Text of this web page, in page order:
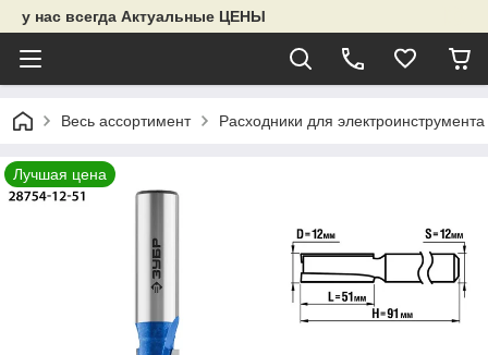
у нас всегда Актуальные ЦЕНЫ
Весь ассортимент Расходники для электроинструмента
Лучшая цена